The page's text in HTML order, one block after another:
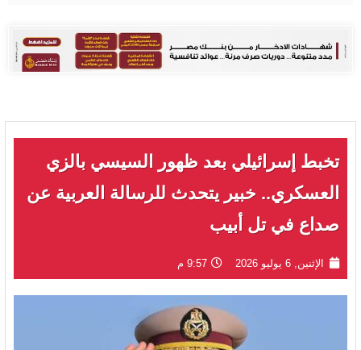
تخبط إسرائيلي بعد ظهور السيسي بالزي
العسكري.. خبير يتحدث للرسالة العربية عن
صداع في تل أبيب
الإثنين, 6 يوليو 2026 9:57 م